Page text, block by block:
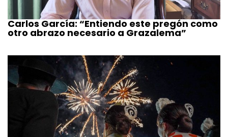
Carlos García: “Entiendo este pregón como
otro abrazo necesario a Grazalema”